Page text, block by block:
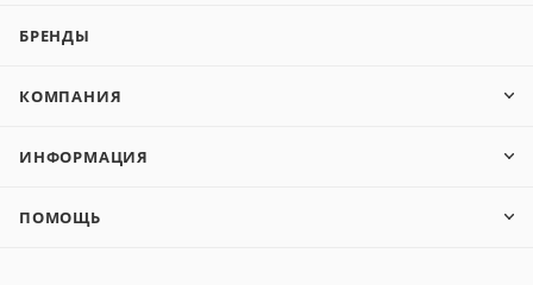
БРЕНДЫ
КОМПАНИЯ
ИНФОРМАЦИЯ
ПОМОЩЬ